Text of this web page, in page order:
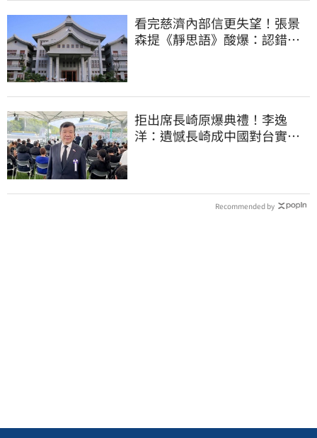
看完慈濟內部信更失望！張景
森提《靜思語》酸爆：認錯有
拒出席長崎原爆典禮！李逸
洋：遺憾長崎成中國對台實施
Recommended by